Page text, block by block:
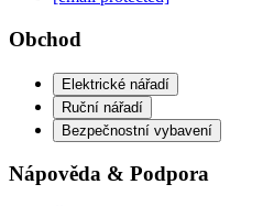
Obchod
Elektrické nářadí
Ruční nářadí
Bezpečnostní vybavení
Nápověda & Podpora